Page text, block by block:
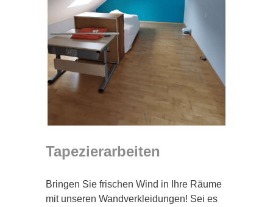
Tapezierarbeiten
Bringen Sie frischen Wind in Ihre Räume
mit unseren Wandverkleidungen! Sei es